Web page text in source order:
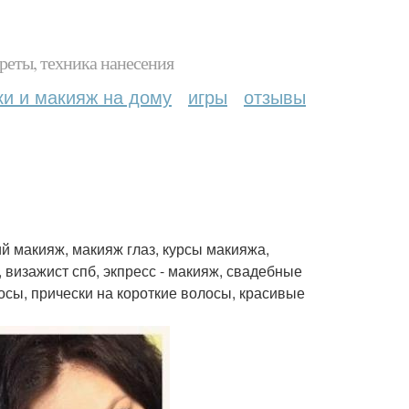
техника нанесения
и макияж на дому игры отзывы
макияж, макияж глаз, курсы макияжа,
спб, экпресс - макияж, свадебные
прически на короткие волосы, красивые